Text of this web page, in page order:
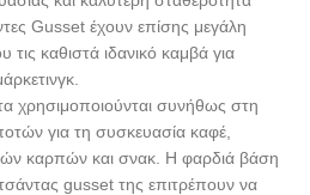
Gusset έχουν επίσης μεγάλη
καθιστά ιδανικό καμβά για
χρησιμοποιούνται συνήθως στη
για τη συσκευασία καφέ,
καρπών και σνακ. Η φαρδιά βάση
gusset της επιτρέπουν να